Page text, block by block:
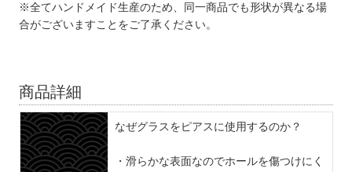
※全てハンドメイド生産のため、同一商品でも形状が異なる場
合がございますことをご了承ください。
商品詳細
なぜグラスをピアスに使用するのか？
・滑らかな表面なのでホールを傷つけにく